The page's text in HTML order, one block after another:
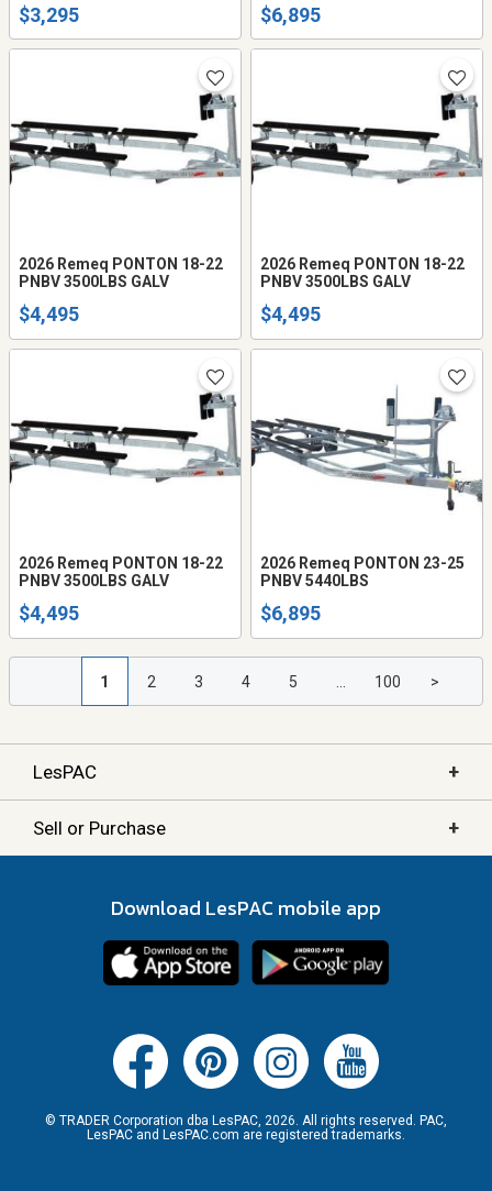
$3,295 $6,895
2026 Remeq PONTON 18-22
PNBV 3500LBS GALV
$4,495
2026 Remeq PONTON 18-22
PNBV 3500LBS GALV
$4,495
2026 Remeq PONTON 18-22
PNBV 3500LBS GALV
$4,495
2026 Remeq PONTON 23-25
PNBV 5440LBS
$6,895
1 2 3 4 5 100 >
LesPAC +
Sell or Purchase +
Download LesPAC mobile app
© TRADER Corporation dba LesPAC, 2026. All rights reserved. PAC,
LesPAC and LesPAC.com are registered trademarks.